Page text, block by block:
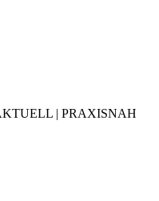
| PRAXISNAH